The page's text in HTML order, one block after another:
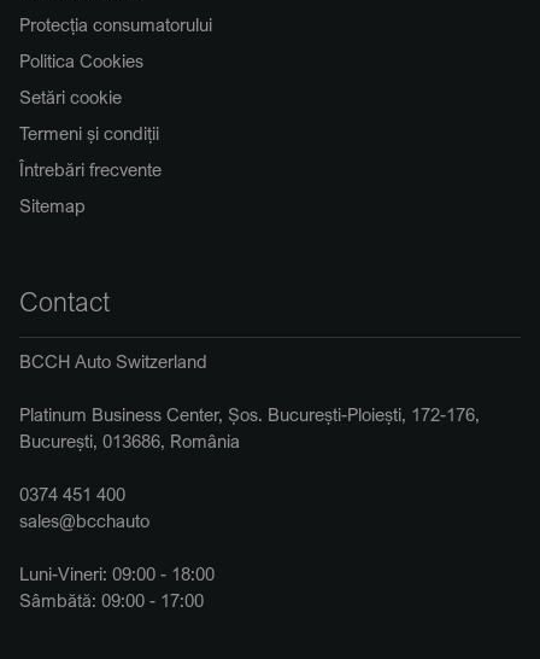
Protecția consumatorului
Politica Cookies
Setări cookie
Termeni și condiții
Întrebări frecvente
Sitemap
Contact
BCCH Auto Switzerland
Platinum Business Center, Șos. București-Ploiești, 172-176,
București, 013686, România
0374 451 400
sales@bcchauto
Luni-Vineri: 09:00 - 18:00
Sâmbătă: 09:00 - 17:00